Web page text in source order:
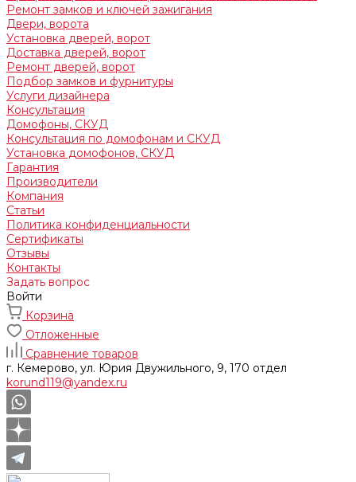
Ремонт замков и ключей зажигания
Двери, ворота
Установка дверей, ворот
Доставка дверей, ворот
Ремонт дверей, ворот
Подбор замков и фурнитуры
Услуги дизайнера
Консультация
Домофоны, СКУД
Консультация по домофонам и СКУД
Установка домофонов, СКУД
Гарантия
Производители
Компания
Статьи
Политика конфиденциальности
Сертификаты
Отзывы
Контакты
Задать вопрос
Войти
Корзина
Отложенные
Сравнение товаров
г. Кемерово, ул. Юрия Двужильного, 9, 170 отдел
korund119@yandex.ru